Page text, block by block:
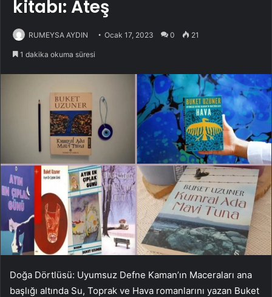
kitabı: Ateş
RUMEYSA AYDIN Ocak 17, 2023 0 21
1 dakika okuma süresi
Doğa Dörtlüsü: Uyumsuz Defne Kaman’ın Maceraları ana
başlığı altında Su, Toprak ve Hava romanlarını yazan Buket